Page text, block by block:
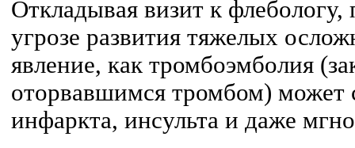
Откладывая визит к флебологу,
угрозе развития тяжелых
явление, как тромбоэмболия
оторвавшимся тромбом) может
инфаркта, инсульта и даже